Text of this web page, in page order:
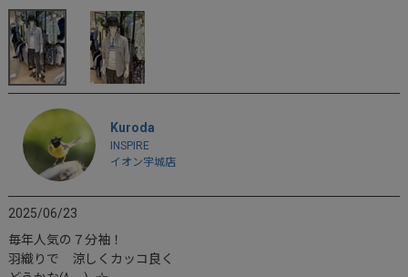
Kuroda
INSPIRE
イオン宇城店
2025/06/23
毎年人気の７分袖！
羽織りで　涼しくカッコ良く